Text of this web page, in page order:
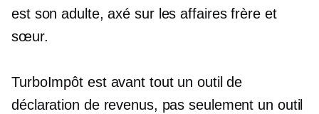
est son adulte,axé sur les affairesfrère et
sœur.
TurboImpôt est avant tout un outil de
déclaration de revenus, pas seulement un outil